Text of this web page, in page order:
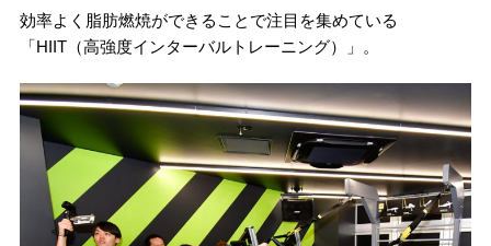
効率よく脂肪燃焼ができることで注目を集めている
「HIIT（高強度インターバルトレーニング）」。